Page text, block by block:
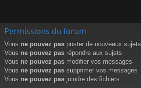
Permissions du forum
Vous ne pouvez pas poster de nouveaux sujets
Vous ne pouvez pas répondre aux sujets
Vous ne pouvez pas modifier vos messages
Vous ne pouvez pas supprimer vos messages
Vous ne pouvez pas joindre des fichiers